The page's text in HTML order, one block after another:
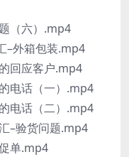
（六）.mp4
–外箱包装.mp4
回应客户.mp4
电话（一）.mp4
电话（二）.mp4
–验货问题.mp4
单.mp4